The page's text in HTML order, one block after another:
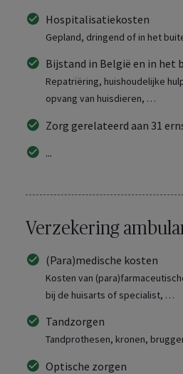
Hospitalisatiekosten
Gepland, dringend of in het
Bijstand in België en in het
Repatriëring, huishoudelijke
opvang van huisdieren, …
Zorg gerelateerd aan 31
...
Verzekering
(Para)medische kosten
Kosten van
bij de huisarts of specialist, …
Tandzorgen
Tandprothesen, kronen,
Optische zorgen